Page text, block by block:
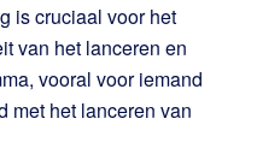
is cruciaal voor het
van het lanceren en
vooral voor iemand
met het lanceren van